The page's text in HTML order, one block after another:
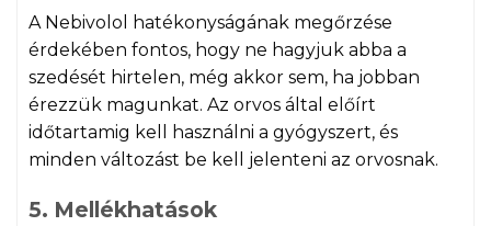
A Nebivolol hatékonyságának megőrzése
érdekében fontos, hogy ne hagyjuk abba a
szedését hirtelen, még akkor sem, ha jobban
érezzük magunkat. Az orvos által előírt
időtartamig kell használni a gyógyszert, és
minden változást be kell jelenteni az orvosnak.
5. Mellékhatások